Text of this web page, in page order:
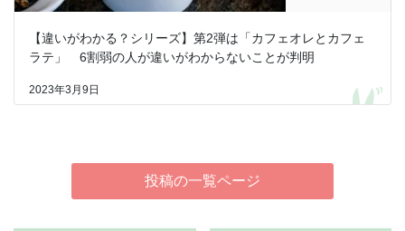
【違いがわかる？シリーズ】第2弾は「カフェオレとカフェ
ラテ」 6割弱の人が違いがわからないことが判明
2023年3月9日
投稿の一覧ページ